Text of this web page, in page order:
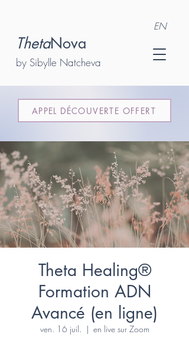
EN
ThetaNova
by Sibylle Natcheva
APPEL DÉCOUVERTE OFFERT
Theta Healing®
Formation ADN
Avancé (en ligne)
ven. 16 juil.
  |
en live sur Zoom